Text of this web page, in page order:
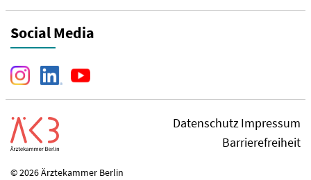
Social Media
DatenschutzImpressum
Barrierefreiheit
© 2026 Ärztekammer Berlin